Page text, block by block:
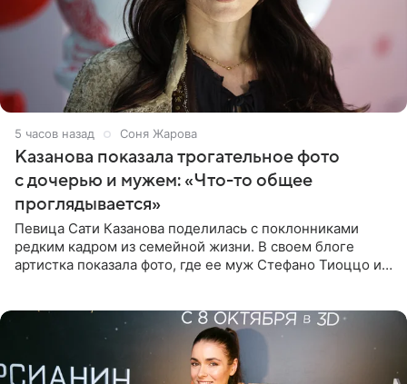
5 часов назад Соня Жарова
Казанова показала трогательное фото
с дочерью и мужем: «Что-то общее
проглядывается»
Певица Сати Казанова поделилась с поклонниками
редким кадром из семейной жизни. В своем блоге
артистка показала фото, где ее муж Стефано Тиоццо и